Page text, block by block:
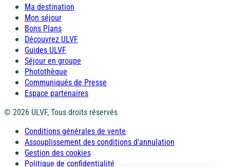
Ma destination
Mon séjour
Bons Plans
Découvrez ULVF
Guides ULVF
Séjour en groupe
Photothèque
Communiqués de Presse
Espace partenaires
© 2026 ULVF, Tous droits réservés
Conditions générales de vente
Assouplissement des conditions d'annulation
Gestion des cookies
Politique de confidentialité